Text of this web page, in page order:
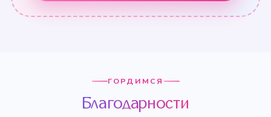
ГОРДИМСЯ
Благодарности